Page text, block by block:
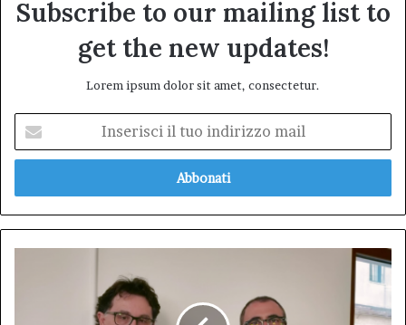
Subscribe to our mailing list to
get the new updates!
Lorem ipsum dolor sit amet, consectetur.
tuo
mail